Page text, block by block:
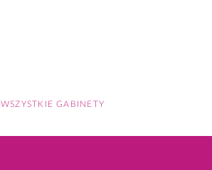
WSZYSTKIE GABINETY